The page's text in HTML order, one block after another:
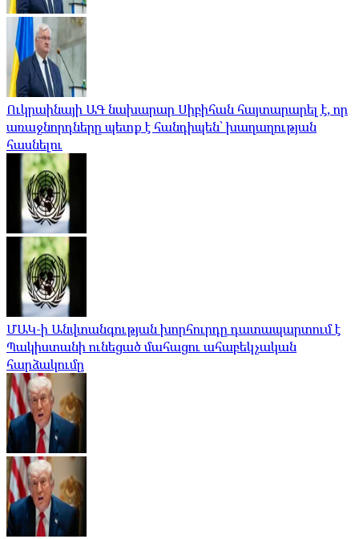
Ուկրաինայի ԱԳ նախարար Սիբիհան հայտարարել է, որ
առաջնորդները պետք է հանդիպեն՝ խաղաղության
հասնելու
ՄԱԿ-ի Անվտանգության խորհուրդը դատապարտում է
Պակիստանի ունեցած մահացու ահաբեկչական
հարձակումը